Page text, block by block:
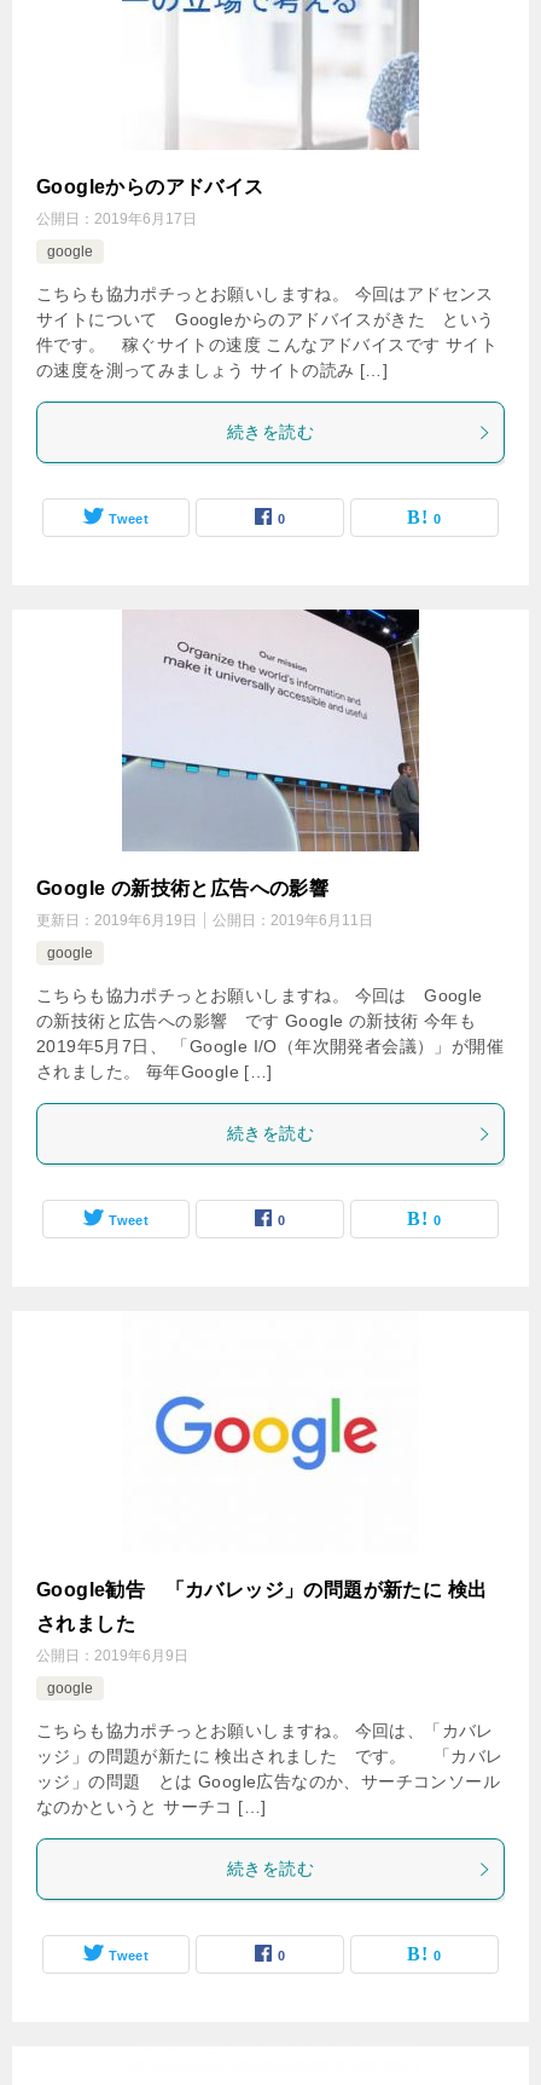
Googleからのアドバイス
公開日： 2019年6月17日
google
こちらも協力ポチっとお願いしますね。 今回はアドセンス
サイトについて Googleからのアドバイスがきた という
件です。 稼ぐサイトの速度 こんなアドバイスです サイト
の速度を測ってみましょう サイトの読み […]
続きを読む
Tweet 0 0
Google の新技術と広告への影響
更新日： 2019年6月19日 公開日： 2019年6月11日
google
こちらも協力ポチっとお願いしますね。 今回は Google
の新技術と広告への影響 です Google の新技術 今年も
2019年5月7日、 「Google I/O（年次開発者会議）」が開催
されました。 毎年Google […]
続きを読む
Tweet 0 0
Google勧告 「カバレッジ」の問題が新たに 検出
されました
公開日： 2019年6月9日
google
こちらも協力ポチっとお願いしますね。 今回は、「カバレ
ッジ」の問題が新たに 検出されました です。 「カバレ
ッジ」の問題 とは Google広告なのか、サーチコンソール
なのかというと サーチコ […]
続きを読む
Tweet 0 0